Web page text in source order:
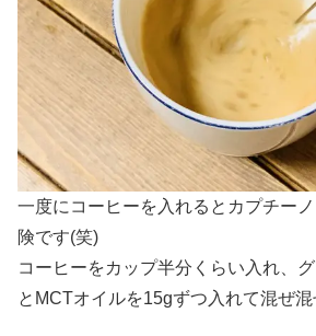
一度にコーヒーを入れるとカプチー
険です(笑)
コーヒーをカップ半分くらい入れ、
とMCTオイルを15gずつ入れて混ぜ混